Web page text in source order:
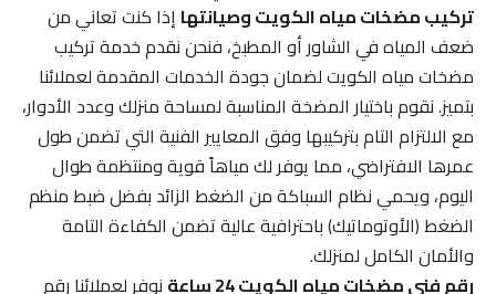
تركيب مضخات مياه الكويت وصيانتهاإذا كنت تعاني من
ضعف المياه في الشاور أو المطبخ، فنحن نقدم خدمة تركيب
مضخات مياه الكويت لضمان جودة الخدمات المقدمة لعملائنا
بتميز. نقوم باختيار المضخة المناسبة لمساحة منزلك وعدد الأدوار،
مع الالتزام التام بتركيبها وفق المعايير الفنية التي تضمن طول
عمرها الافتراضي، مما يوفر لك مياهاً قوية ومنتظمة طوال
اليوم، ويحمي نظام السباكة من الضغط الزائد بفضل ضبط منظم
الضغط (الأوتوماتيك) باحترافية عالية تضمن الكفاءة التامة
والأمان الكامل لمنزلك.
رقم فني مضخات مياه الكويت 24 ساعة
نوفر لعملائنا رقم